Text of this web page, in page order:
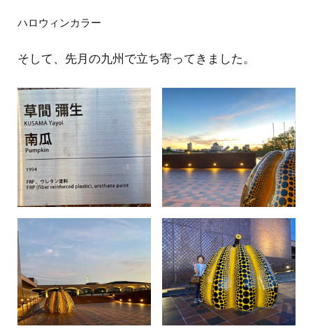
ハロウィンカラー
そして、先月の九州で立ち寄ってきました。